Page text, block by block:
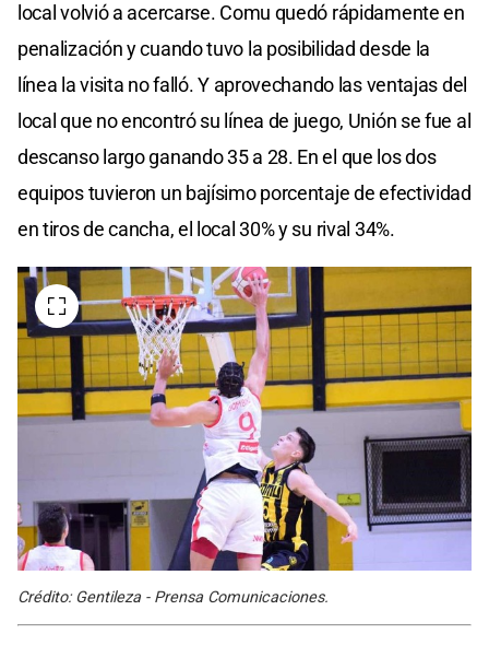
local volvió a acercarse. Comu quedó rápidamente en
penalización y cuando tuvo la posibilidad desde la
línea la visita no falló. Y aprovechando las ventajas del
local que no encontró su línea de juego, Unión se fue al
descanso largo ganando 35 a 28. En el que los dos
equipos tuvieron un bajísimo porcentaje de efectividad
en tiros de cancha, el local 30% y su rival 34%.
Crédito: Gentileza - Prensa Comunicaciones.